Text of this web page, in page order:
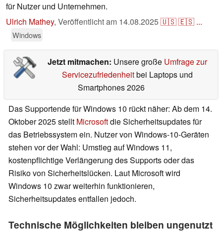
für Nutzer und Unternehmen.
Ulrich Mathey, Veröffentlicht am 14.08.2025🇺🇸🇪🇸 ...
Windows
Jetzt mitmachen: Unsere große Umfrage zur
Servicezufriedenheitbei Laptops und
Smartphones 2026
Das Supportende für Windows 10 rückt näher: Ab dem 14.
Oktober 2025 stellt Microsoftdie Sicherheitsupdates für
das Betriebssystem ein. Nutzer von Windows-10-Geräten
stehen vor der Wahl: Umstieg auf Windows 11,
kostenpflichtige Verlängerung des Supports oder das
Risiko von Sicherheitslücken. Laut Microsoft wird
Windows 10 zwar weiterhin funktionieren,
Sicherheitsupdates entfallen jedoch.
Technische Möglichkeiten bleiben ungenutzt